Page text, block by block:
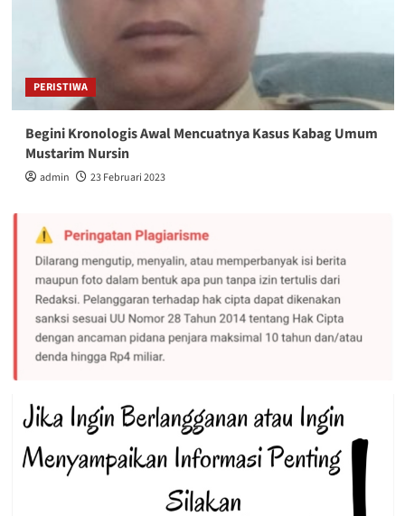
PERISTIWA
Begini Kronologis Awal Mencuatnya Kasus Kabag Umum
Mustarim Nursin
admin 23 Februari 2023